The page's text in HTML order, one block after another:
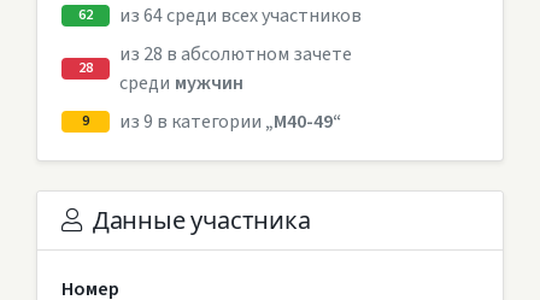
62 из 64 среди всех участников
28
из 28 в абсолютном зачете
среди мужчин
9 из 9 в категории „M40-49“
Данные участника
Номер